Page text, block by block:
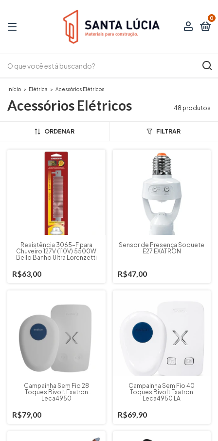
0
Início > Elétrica > Acessórios Elétricos
Acessórios Elétricos 48 produtos
ORDENAR FILTRAR
Resistência 3065-F para
Chuveiro 127V (110V) 5500W
Bello Banho Ultra Lorenzetti
R$63,00
Sensor de Presença Soquete
E27 EXATRON
R$47,00
Campainha Sem Fio 28
Toques Bivolt Exatron
Leca4950
R$79,00
Campainha Sem Fio 40
Toques Bivolt Exatron
Leca4950 LA
R$69,90